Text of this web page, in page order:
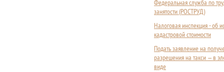
Федеральная служба по
занятости (РОСТРУД)
Налоговая инспекция - об
кадастровой стоимости
Подать заявление на
разрешения на такси — в
виде